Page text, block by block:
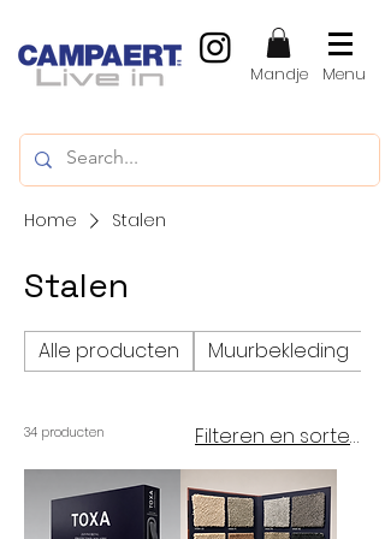
Mandje Menu
Home Stalen
Stalen
Alle producten Muurbekleding
34 producten Filteren en sorteren